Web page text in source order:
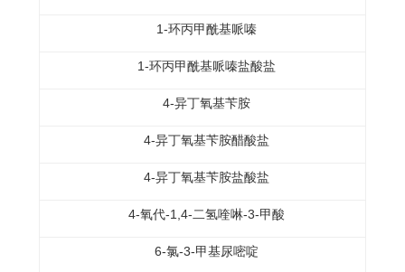
1-环丙甲酰基哌嗪
1-环丙甲酰基哌嗪盐酸盐
4-异丁氧基苄胺
4-异丁氧基苄胺醋酸盐
4-异丁氧基苄胺盐酸盐
4-氧代-1,4-二氢喹啉-3-甲酸
6-氯-3-甲基尿嘧啶